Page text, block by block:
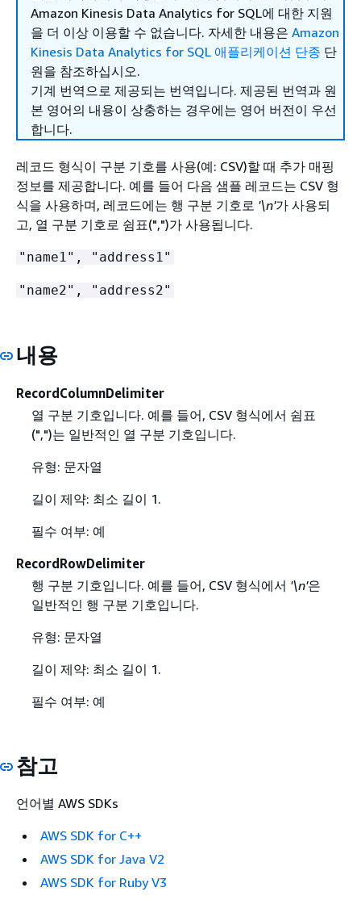
Amazon Kinesis Data Analytics for SQL에 대한 지원
을 더 이상 이용할 수 없습니다. 자세한 내용은 Amazon
Kinesis Data Analytics for SQL 애플리케이션 단종 단
원을 참조하십시오.
기계 번역으로 제공되는 번역입니다. 제공된 번역과 원
본 영어의 내용이 상충하는 경우에는 영어 버전이 우선
합니다.
레코드 형식이 구분 기호를 사용(예: CSV)할 때 추가 매핑
정보를 제공합니다. 예를 들어 다음 샘플 레코드는 CSV 형
식을 사용하며, 레코드에는 행 구분 기호로 '\n'가 사용되
고, 열 구분 기호로 쉼표(",")가 사용됩니다.
"name1", "address1"
"name2", "address2"
내용
RecordColumnDelimiter
열 구분 기호입니다. 예를 들어, CSV 형식에서 쉼표
(",")는 일반적인 열 구분 기호입니다.
유형: 문자열
길이 제약: 최소 길이 1.
필수 여부: 예
RecordRowDelimiter
행 구분 기호입니다. 예를 들어, CSV 형식에서 '\n'은
일반적인 행 구분 기호입니다.
유형: 문자열
길이 제약: 최소 길이 1.
필수 여부: 예
참고
언어별 AWS SDKs
AWS SDK for C++
AWS SDK for Java V2
AWS SDK for Ruby V3